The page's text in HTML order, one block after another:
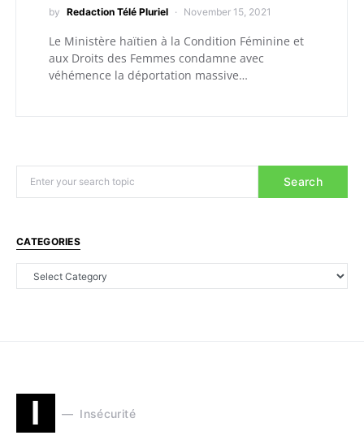
by Redaction Télé Pluriel November 15, 2021
Le Ministère haïtien à la Condition Féminine et
aux Droits des Femmes condamne avec
véhémence la déportation massive…
Search
CATEGORIES
I Insécurité